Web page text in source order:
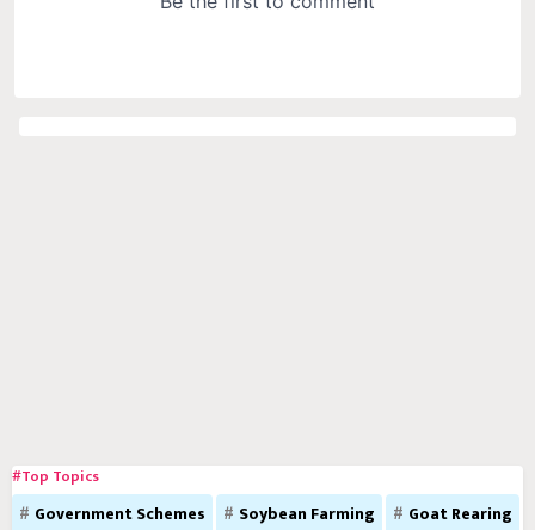
#Top Topics
Government Schemes Soybean Farming
Goat Rearing